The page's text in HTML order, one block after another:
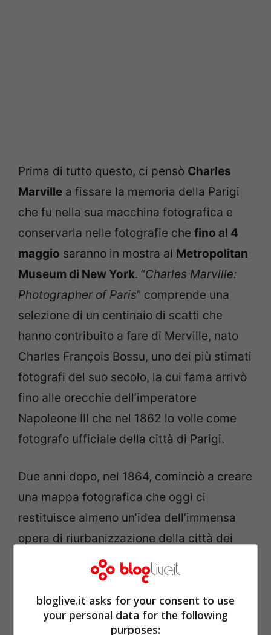
Prima di tutto questo, ci pensò Charles
Marville a fissare la memoria della Parigi
che fu nella sua macchina fotografica e
conservarla nelle fotografie che fino al 4
maggio saranno in mostra al Metropolitan
Museum di New York. “Charles Marville:
Photographer of Paris” comprende una
selezione di un centinaio di scatti che
hanno contribuito a fare di Merville, nato
Charles François Bossu, uno dei più stimati
fotografi del suo secolo, la cui fama arrivò
fino alle orecchie dell’imperatore
Napoleone III che nel 1862 lo volle come
fotografo ufficiale della città di Parigi.
Due anni dopo, nel 1864, cominciò a creare
una mappa fotografica che oggi ci
restituisce almeno un’idea dell’immensa
opera di riurbanizzazione della città dei
lumi. Sotto la sua lente emersero i frutti di
quella che viene ricordata come
“haussmannizzazione”: il fascino che
cattura i viaggiatori di tutto il mondo ma
bloglive.it asks for your consent to use
your personal data for the following
purposes: